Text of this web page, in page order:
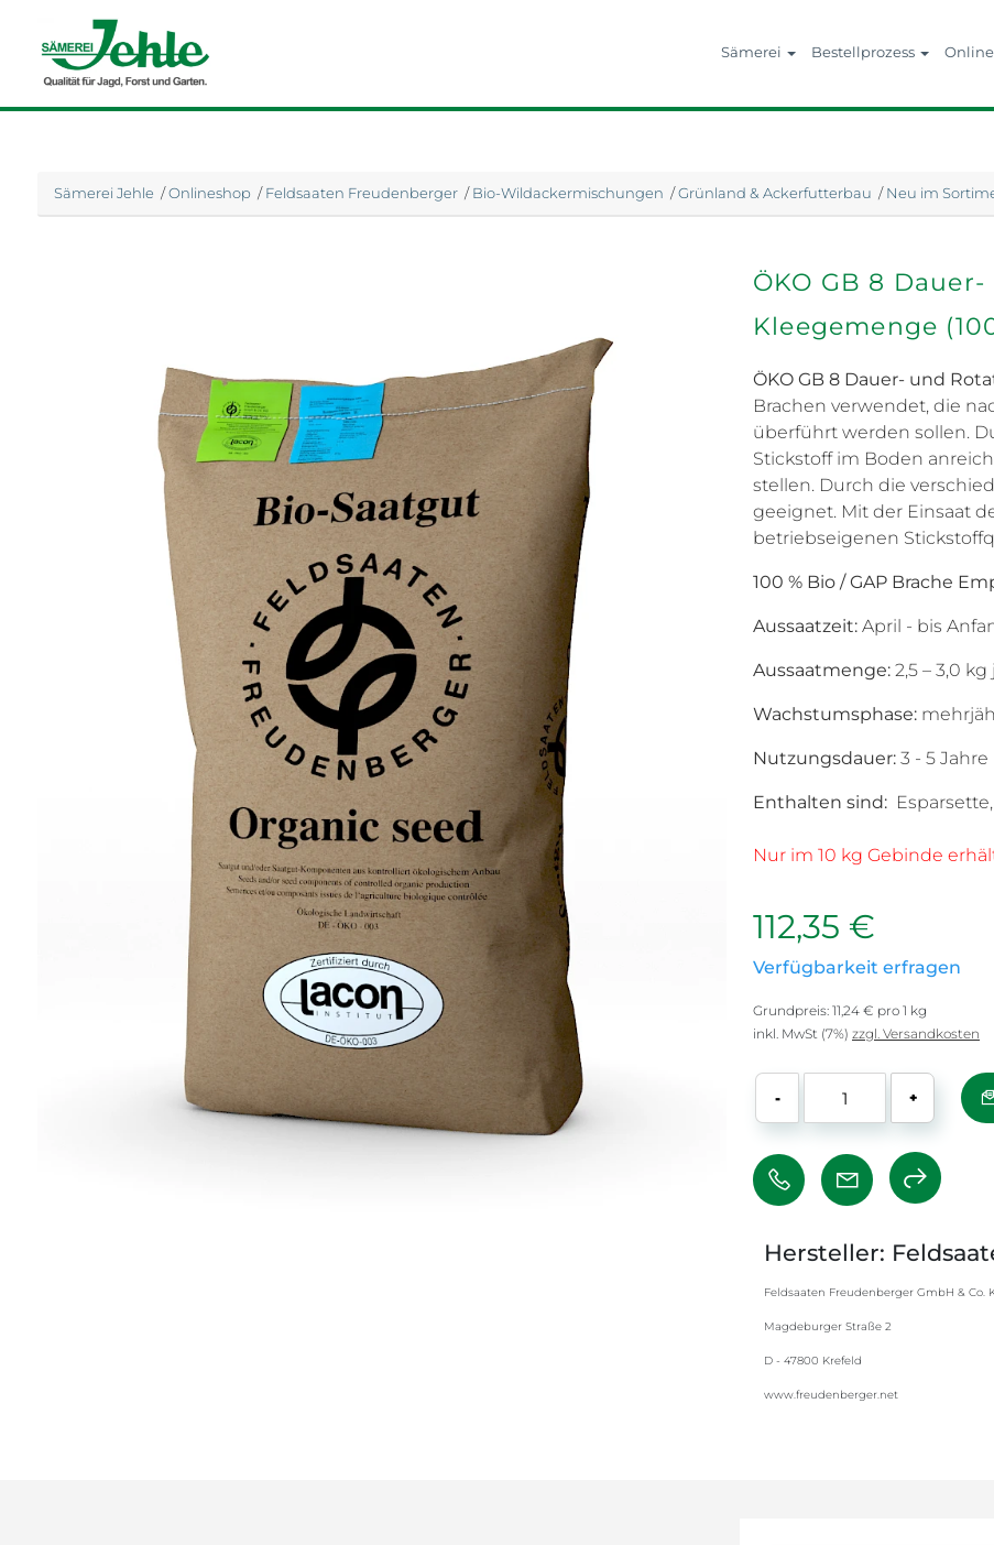
Sämerei Bestellprozess
Sämerei Jehle /Onlineshop /Feldsaaten Freudenberger /Bio-Wildackermischungen /Grünland & Ackerfutterbau /Neu im
ÖKO GB 8
Kleegemenge
ÖKO GB 8 Dauer- und
Brachen verwendet, die
überführt werden sollen.
Stickstoff im Boden
stellen. Durch die
geeignet. Mit der Einsaat
betriebseigenen
100 % Bio /GAP Brache
Aussaatzeit: April - bis
Aussaatmenge: 2,5 – 3,0
Wachstumsphase:
Nutzungsdauer: 3 - 5 Jahre
Enthalten sind:
Nur im 10 kg Gebinde
112,35 €
Verfügbarkeit erfragen
Grundpreis: 11,24 € pro 1 kg
inkl. MwSt (7%) zzgl. Versandkosten
- +
Hersteller:
Feldsaaten Freudenberger GmbH & Co.
Magdeburger Straße 2
D - 47800 Krefeld
www.freudenberger.net